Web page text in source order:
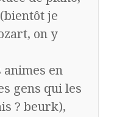
je
on y
animes en
gens qui les
? beurk),